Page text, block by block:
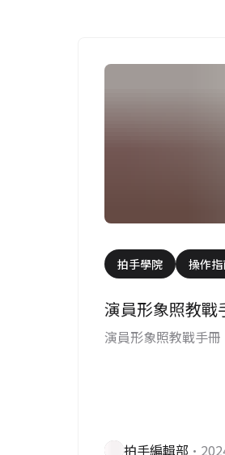
拍手學院 操作
演員形象照教戰
演員形象照教戰手冊
拍手編輯部